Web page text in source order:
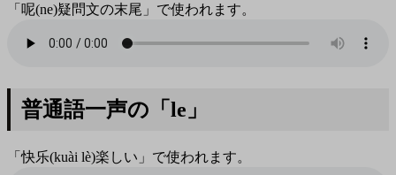
「呢(ne)疑問文の末尾」で使われます。
普通語一声の「le」
「快乐(kuài lè)楽しい」で使われます。